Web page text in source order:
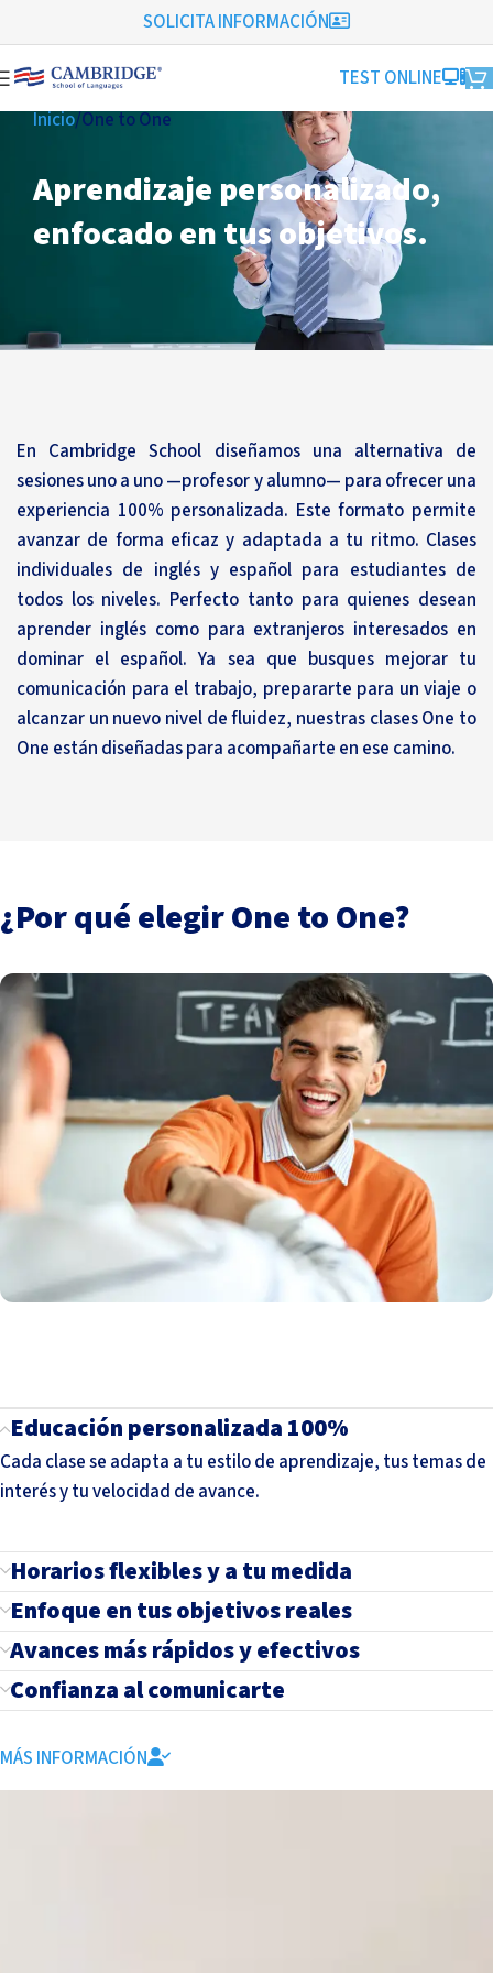
SOLICITA INFORMACIÓN
TEST ONLINE
Inicio One to One
Aprendizaje personalizado,
enfocado en tus objetivos.
En Cambridge School diseñamos una alternativa de
sesiones uno a uno —profesor y alumno— para ofrecer una
experiencia 100% personalizada. Este formato permite
avanzar de forma eficaz y adaptada a tu ritmo. Clases
individuales de inglés y español para estudiantes de
todos los niveles. Perfecto tanto para quienes desean
aprender inglés como para extranjeros interesados en
dominar el español. Ya sea que busques mejorar tu
comunicación para el trabajo, prepararte para un viaje o
alcanzar un nuevo nivel de fluidez, nuestras clases One to
One están diseñadas para acompañarte en ese camino.
¿Por qué elegir One to One?
Educación personalizada 100%
Cada clase se adapta a tu estilo de aprendizaje, tus temas de
interés y tu velocidad de avance.
Horarios flexibles y a tu medida
Enfoque en tus objetivos reales
Avances más rápidos y efectivos
Confianza al comunicarte
MÁS INFORMACIÓN